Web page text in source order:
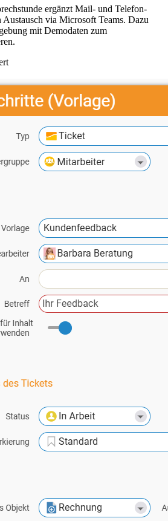
ergänzt Mail- und Telefon-
via Microsoft Teams. Dazu
mit Demodaten zum